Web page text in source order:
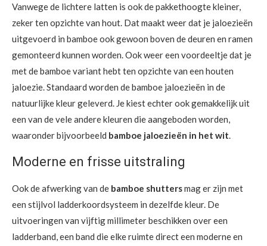
Vanwege de lichtere latten is ook de pakkethoogte kleiner,
zeker ten opzichte van hout. Dat maakt weer dat je jaloezieën
uitgevoerd in bamboe ook gewoon boven de deuren en ramen
gemonteerd kunnen worden. Ook weer een voordeeltje dat je
met de bamboe variant hebt ten opzichte van een houten
jaloezie. Standaard worden de bamboe jaloezieën in de
natuurlijke kleur geleverd. Je kiest echter ook gemakkelijk uit
een van de vele andere kleuren die aangeboden worden,
waaronder bijvoorbeeld bamboe jaloezieën in het wit.
Moderne en frisse uitstraling
Ook de afwerking van de bamboe shuttersmag er zijn met
een stijlvol ladderkoordsysteem in dezelfde kleur. De
uitvoeringen van vijftig millimeter beschikken over een
ladderband, een band die elke ruimte direct een moderne en